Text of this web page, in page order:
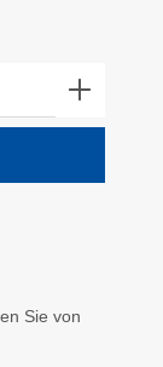
Wert ein
Sie von